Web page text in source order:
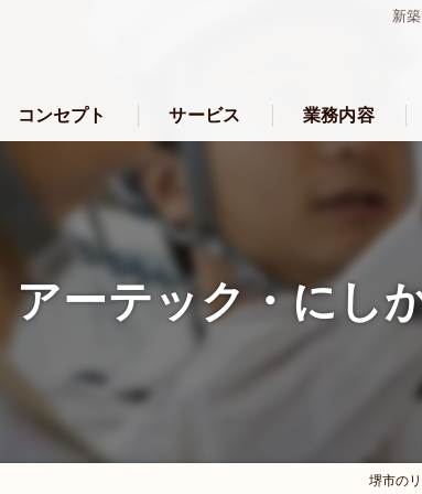
新
コンセプト
堺市のリフォーム･アーテック・にしかわの口コミ情報
堺市のリフォーム･アーテック・にしかわの評判
堺市のリフォーム･アーテック・にしかわのお客様の声
サービス 業務内容
アーテック・にし
堺市の